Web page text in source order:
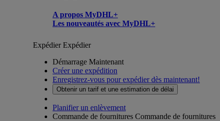
A propos MyDHL+
Les nouveautés avec MyDHL+
ExpédierExpédier
Démarrage Maintenant
Créer une expédition
Enregistrez-vous pour expédier dès maintenant!
Obtenir un tarif et une estimation de délai
Planifier un enlèvement
Commande de fournitures Commande de fournitures